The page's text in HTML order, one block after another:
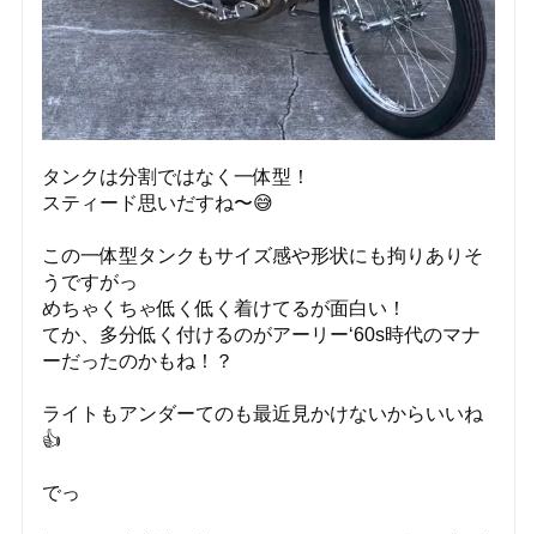
タンクは分割ではなく一体型！
スティード思いだすね〜😅
この一体型タンクもサイズ感や形状にも拘りありそ
うですがっ
めちゃくちゃ低く低く着けてるが面白い！
てか、多分低く付けるのがアーリー‘60s時代のマナ
ーだったのかもね！？
ライトもアンダーてのも最近見かけないからいいね
👍
でっ